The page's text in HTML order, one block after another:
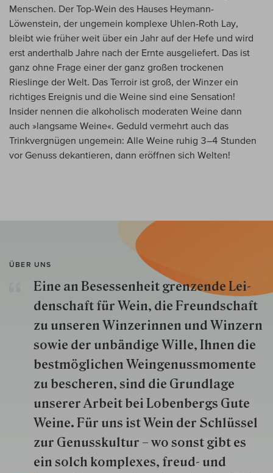
Menschen. Der Top-Wein des Hauses Heymann-
Löwenstein, der ungemein komplexe Uhlen-Roth Lay,
bleibt wie früher weit über ein Jahr auf der Hefe und wird
erst anderthalb Jahre nach der Ernte ausgeliefert. Das ist
ganz ohne Frage einer der ganz großen trockenen
Rieslinge der Welt. Das Terroir ist groß, der Winzer ein
richtiges Ereignis und die Weine sind eine Sensation!
Insider nennen die alkoholisch moderaten Weine dann
auch »langsame Weine«. Geduld vermehrt auch das
Trinkvergnügen ungemein: Alle Weine ruhig 3–4 Stunden
vor Genuss dekantieren, dann eröffnen sich Welten!
ÜBER UNS
Eine an Besessenheit gren­zende Lei­
den­schaft für Wein, die Freund­schaft
zu unseren Win­zer­innen und Win­zern
so­wie der un­bän­dige Wille, Ihnen die
best­mög­lich­en Wein­genuss­momente
zu besche­ren, sind die Grund­lage
unserer Arbeit bei Lobenbergs Gute
Weine. Für uns ist Wein der Schlüs­sel
zur Genuss­kultur – wo sonst gibt es
ein solch kom­plexes, freud- und